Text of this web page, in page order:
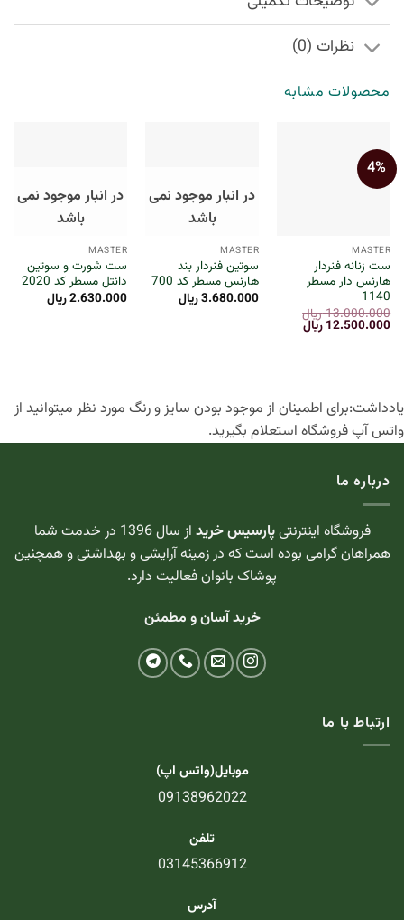
نظرات (0)
محصولات مشابه
4%
MASTER
ست زنانه فنردار
هارنس دار مسطر
1140
13.000.000ریال
قیمت
12.500.000ریالقیمت
فعلی:
در انبار موجود نمی
باشد
MASTER
سوتین فنردار بند
هارنس مسطر کد 700
3.680.000ریال
در انبار موجود نمی
باشد
MASTER
ست شورت و سوتین
دانتل مسطر کد 2020
2.630.000ریال
یادداشت:برای اطمینان از موجود بودن سایز و رنگ مورد نظر میتوانید از
واتس آپ فروشگاه استعلام بگیرید.
درباره ما
فروشگاه اینترنتیپارسیس خرید
از سال 1396 در خدمت شما
همراهان گرامی بوده است که در زمینه آرایشی و بهداشتی و همچنین
پوشاک بانوان فعالیت دارد.
خرید آسان و مطمئن
ارتباط با ما
موبایل(واتس اپ)
09138962022
تلفن
03145366912
آدرس